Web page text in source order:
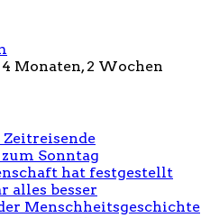
Monaten, 2 Wochen
Sonntag
hat festgestellt
alles besser
Menschheitsgeschichte